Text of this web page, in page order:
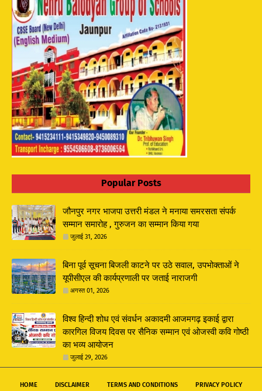
Popular Posts
जौनपुर नगर भाजपा उत्तरी मंडल ने मनाया समरसता संपर्क
सम्मान समारोह , गुरुजन का सम्मान किया गया
जुलाई 31, 2026
बिना पूर्व सूचना बिजली काटने पर उठे सवाल, उपभोक्ताओं ने
यूपीसीएल की कार्यप्रणाली पर जताई नाराजगी
अगस्त 01, 2026
विश्व हिन्दी शोध एवं संवर्धन अकादमी आजमगढ़ इकाई द्वारा
कारगिल विजय दिवस पर सैनिक सम्मान एवं ओजस्वी कवि गोष्ठी
का भव्य आयोजन
जुलाई 29, 2026
HOME DISCLAIMER TERMS AND CONDITIONS PRIVACY POLICY